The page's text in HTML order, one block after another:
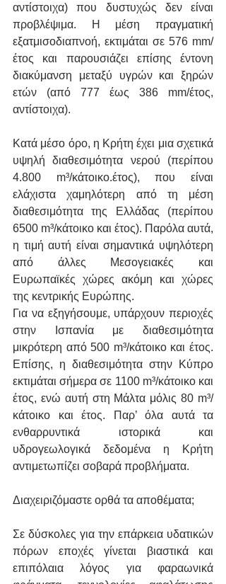
αντίστοιχα) που δυστυχώς δεν είναι
προβλέψιμα. Η μέση πραγματική
εξατμισοδιαπνοή, εκτιμάται σε 576 mm/
έτος και παρουσιάζει επίσης έντονη
διακύμανση μεταξύ υγρών και ξηρών
ετών (από 777 έως 386 mm/έτος,
αντίστοιχα).
Κατά μέσο όρο, η Κρήτη έχει μια σχετικά
υψηλή διαθεσιμότητα νερού (περίπου
4.800 m³/κάτοικο.έτος), που είναι
ελάχιστα χαμηλότερη από τη μέση
διαθεσιμότητα της Ελλάδας (περίπου
6500 m³/κάτοικο και έτος). Παρόλα αυτά,
η τιμή αυτή είναι σημαντικά υψηλότερη
από άλλες Μεσογειακές και
Ευρωπαϊκές χώρες ακόμη και χώρες
της κεντρικής Ευρώπης.
Για να εξηγήσουμε, υπάρχουν περιοχές
στην Ισπανία με διαθεσιμότητα
μικρότερη από 500 m³/κάτοικο και έτος.
Επίσης, η διαθεσιμότητα στην Κύπρο
εκτιμάται σήμερα σε 1100 m³/κάτοικο και
έτος, ενώ αυτή στη Μάλτα μόλις 80 m³/
κάτοικο και έτος. Παρ’ όλα αυτά τα
ενθαρρυντικά ιστορικά και
υδρογεωλογικά δεδομένα η Κρήτη
αντιμετωπίζει σοβαρά προβλήματα.
Διαχειριζόμαστε ορθά τα αποθέματα;
Σε δύσκολες για την επάρκεια υδατικών
πόρων εποχές γίνεται βιαστικά και
επιπόλαια λόγος για φαραωνικά